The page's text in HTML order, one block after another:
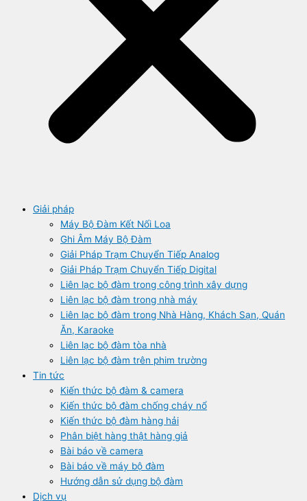
Giải pháp
Máy Bộ Đàm Kết Nối Loa
Ghi Âm Máy Bộ Đàm
Giải Pháp Trạm Chuyển Tiếp Analog
Giải Pháp Trạm Chuyển Tiếp Digital
Liên lạc bộ đàm trong công trình xây dựng
Liên lạc bộ đàm trong nhà máy
Liên lạc bộ đàm trong Nhà Hàng, Khách Sạn, Quán
Ăn, Karaoke
Liên lạc bộ đàm tòa nhà
Liên lạc bộ đàm trên phim trường
Tin tức
Kiến thức bộ đàm & camera
Kiến thức bộ đàm chống cháy nổ
Kiến thức bộ đàm hàng hải
Phân biệt hàng thật hàng giả
Bài báo về camera
Bài báo về máy bộ đàm
Hướng dẫn sử dụng bộ đàm
Dịch vụ